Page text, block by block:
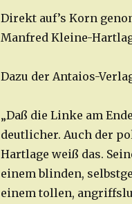
Direkt auf’s Korn
Manfred Kleine-
Dazu der Antaios-
„Daß die Linke am
deutlicher. Auch der
Hartlage weiß das.
einem blinden,
einem tollen,